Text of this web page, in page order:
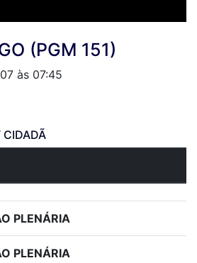
(PGM 151)
às 07:45
CIDADÃ
PLENÁRIA
PLENÁRIA